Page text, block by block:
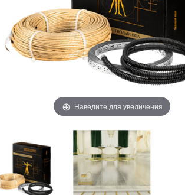
Наведите для увеличения